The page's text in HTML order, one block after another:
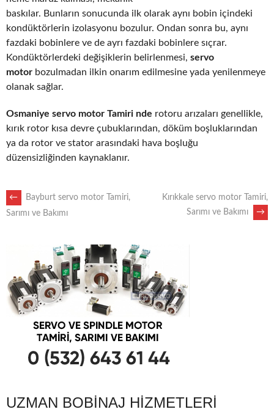
baskılar. Bunların sonucunda ilk olarak aynı bobin içindeki
kondüktörlerin izolasyonu bozulur. Ondan sonra bu, aynı
fazdaki bobinlere ve de ayrı fazdaki bobinlere sıçrar.
Kondüktörlerdeki değişiklerin belirlenmesi, servo
motor bozulmadan ilkin onarım edilmesine yada yenilenmeye
olanak sağlar.
Osmaniye servo motor Tamiri nde rotoru arızaları genellikle,
kırık rotor kısa devre çubuklarından, döküm boşluklarından
ya da rotor ve stator arasındaki hava boşluğu
düzensizliğinden kaynaklanır.
POST
NAVIGATION
←
Bayburt servo motor Tamiri,
Sarımı ve Bakımı
Kırıkkale servo motor Tamiri,
Sarımı ve Bakımı
→
UZMAN BOBINAJ HIZMETLERI